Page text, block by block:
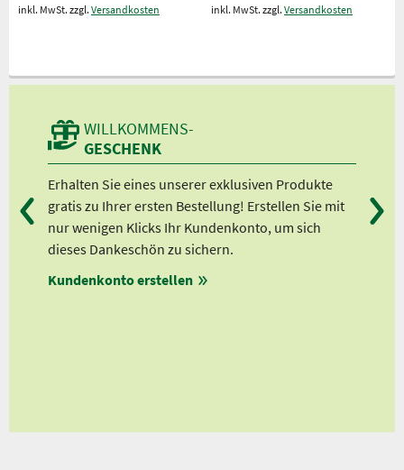
inkl. MwSt. zzgl. Versandkosten inkl. MwSt. zzgl. Versandkosten
WILLKOMMENS-
GESCHENK
Erhalten Sie eines unserer exklusiven Produkte
gratis zu Ihrer ersten Bestellung! Erstellen Sie mit
nur wenigen Klicks Ihr Kundenkonto, um sich
dieses Dankeschön zu sichern.
Kundenkonto erstellen
Ab